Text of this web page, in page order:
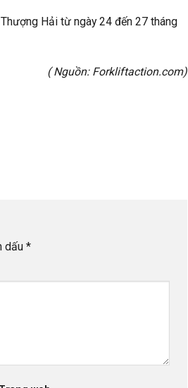
Hải từ ngày 24 đến 27 tháng
( Nguồn: Forkliftaction.com)
dấu *